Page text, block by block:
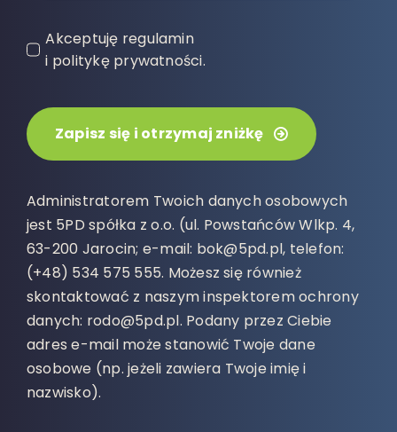
Akceptuję regulamin
i politykę prywatności.
Zapisz się i otrzymaj zniżkę
Administratorem Twoich danych osobowych
jest 5PD spółka z o.o. (ul. Powstańców Wlkp. 4,
63-200 Jarocin; e-mail: bok@5pd.pl, telefon:
(+48) 534 575 555. Możesz się również
skontaktować z naszym inspektorem ochrony
danych: rodo@5pd.pl. Podany przez Ciebie
adres e-mail może stanowić Twoje dane
osobowe (np. jeżeli zawiera Twoje imię i
nazwisko).